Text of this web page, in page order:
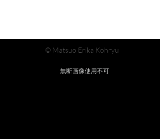
© Matsuo Erika Kohryu
無断画像使用不可